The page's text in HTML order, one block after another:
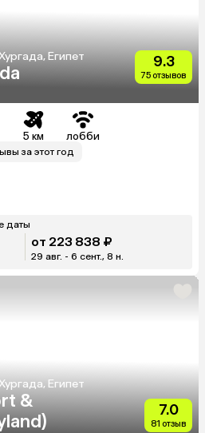
Египет 9.3
75 отзывов
5 км лобби
за этот год
даты
от 223 838 ₽
29 авг. - 6 сент., 8 н.
Египет
&
7.0
81 отзыв